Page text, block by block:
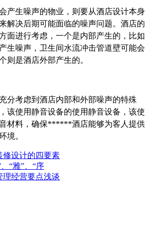
产生噪声的物业，则要从酒店设计本身
解决后期可能面临的噪声问题。酒店的
面进行考虑，一个是内部产生的，比如
生噪声，卫生间水流冲击管道壁可能会
则是酒店外部产生的。
分考虑到酒店内部和外部噪声的特殊
该使用静音设备的使用静音设备，该使
材料，确保******酒店能够为客人提供
境。
修设计的四要素
“雅”、“序
理经营要点浅谈